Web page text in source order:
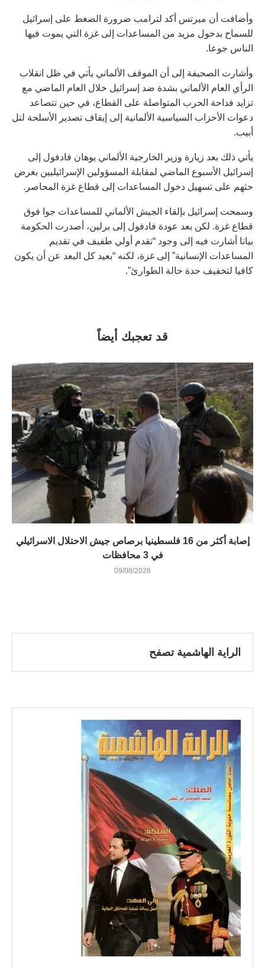
وأضافت أن ميرتس أكد لترامب ضرورة الضغط على إسرائيل
للسماح بدخول مزيد من المساعدات إلى غزة التي يموت فيها
الناس جوعا.
وأشارت الصحيفة إلى أن الموقف الألماني يأتي في ظل انقلاب
الرأي العام الألماني بشدة ضد إسرائيل خلال العام الماضي مع
تزايد فداحة الحرب المتواصلة على القطاع، في حين تتصاعد
دعوات الأحزاب السياسية الألمانية إلى إيقاف تصدير الأسلحة لتل
أبيب.
يأتي ذلك بعد زيارة وزير الخارجية الألماني يوهان فادفول إلى
إسرائيل الأسبوع الماضي لمقابلة المسؤولين الإسرائيليين بغرض
حثهم على تسهيل دخول المساعدات إلى قطاع غزة المحاصر.
وسمحت إسرائيل بإلقاء الجيش الألماني للمساعدات جوا فوق
قطاع غزة. لكن بعد عودة فادفول إلى برلين، أصدرت الحكومة
بيانا أشارت فيه إلى وجود “تقدم أولي طفيف في تقديم
المساعدات الإنسانية” إلى غزة، لكنه “بعيد كل البعد عن أن يكون
كافيا لتخفيف حدة حالة الطوارئ”.
قد تعجبك أيضاً
إصابة أكثر من 16 فلسطينيا برصاص جيش الاحتلال الاسرائيلي
في 3 محافظات
09/08/2026
الراية الهاشمية تصفح